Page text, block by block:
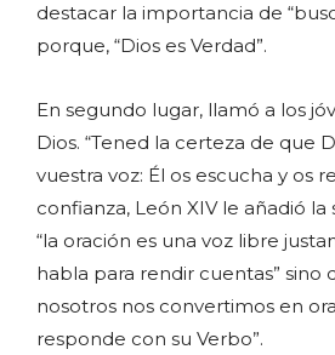
destacar la importancia de
porque, “Dios es Verdad”.
En segundo lugar, llamó a los
Dios. “Tened la certeza de que
vuestra voz: Él os escucha y os
confianza, León XIV le añadió
“la oración es una voz libre
habla para rendir cuentas” sino
nosotros nos convertimos en
responde con su Verbo”.